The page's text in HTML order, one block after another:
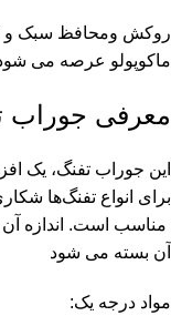
روکش ومحافظ سبک و
ماکوپولو عرصه می
معرفی جوراب
این جوراب تفنگ، یک
برای انواع تفنگ‌ها
آن بسته می شود
مواد درجه یک: